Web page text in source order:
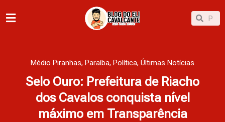
para
Pesquisar
Médio Piranhas, Paraíba, Política, Últimas Notícias
Selo Ouro: Prefeitura de Riacho
dos Cavalos conquista nível
máximo em Transparência